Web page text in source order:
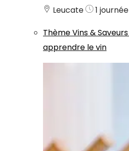
Leucate
1 journée
ThèmeVins & Saveurs
apprendre le vin